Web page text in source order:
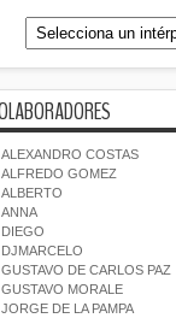
ALEXANDRO COSTAS
ALFREDO GOMEZ
ALBERTO
ANNA
DIEGO
DJMARCELO
GUSTAVO DE CARLOS PAZ
GUSTAVO MORALE
JORGE DE LA PAMPA